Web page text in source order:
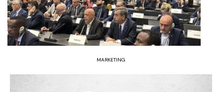
MARKETING